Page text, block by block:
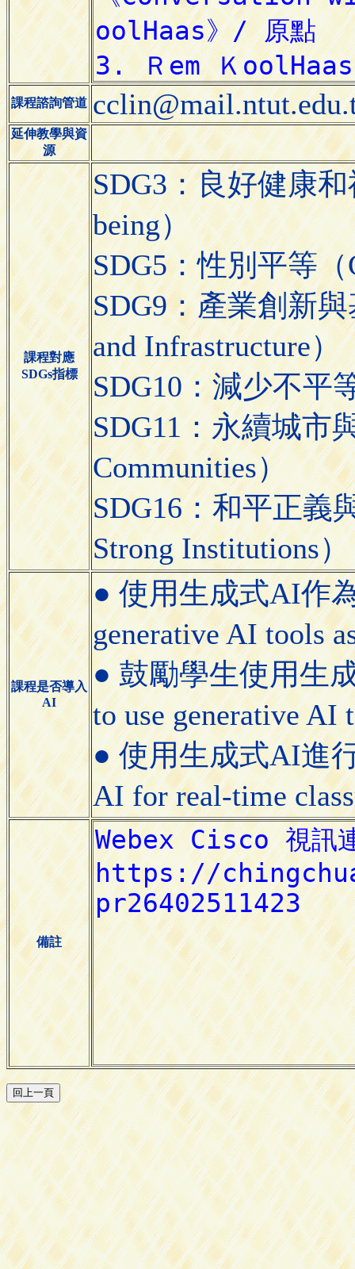
課程諮詢管道
延伸教學與資
源
課程對應
SDGs指標
SDG3：良好健康
being）
SDG5：性別平等（
SDG9：產業創新
and Infrastructure）
SDG10：減少不平
SDG11：永續城市
Communities）
SDG16：和平正義
Strong Institutions）
課程是否導入
AI
● 使用生成式AI作
generative AI tools
● 鼓勵學生使用生
to use generative AI
● 使用生成式AI進
AI for real-time
備註